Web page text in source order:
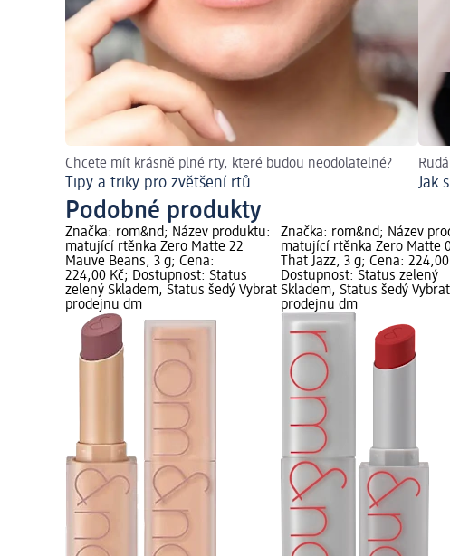
Chcete mít krásně plné rty, které budou neodolatelné?
Tipy a triky pro zvětšení rtů Jak
Podobné produkty
Značka: rom&nd; Název produktu:
matující rtěnka Zero Matte 22
Mauve Beans, 3 g; Cena:
224,00 Kč; Dostupnost: Status
zelený Skladem, Status šedý Vybrat
prodejnu dm
Značka: rom&nd; Název
matující rtěnka Zero Matte
That Jazz, 3 g; Cena:
Dostupnost: Status zelený
Skladem, Status šedý Vybrat
prodejnu dm